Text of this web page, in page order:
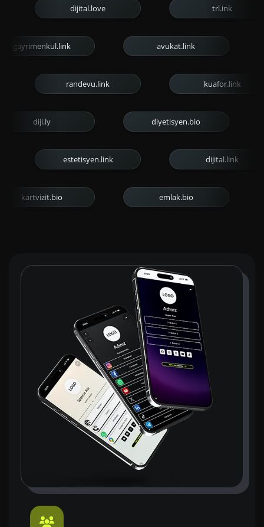
dijital.love
avukat.link
gayrimenkul.link
randevu.link kuafor.link
diyetisyen.bio
estetisyen.link
kartvizit.bio